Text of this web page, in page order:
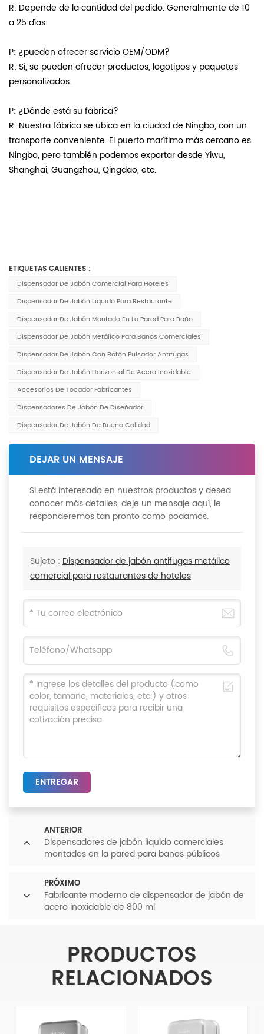
R: Depende de la cantidad del pedido. Generalmente de 10
a 25 días.
P: ¿pueden ofrecer servicio OEM/ODM?
R: Sí, se pueden ofrecer productos, logotipos y paquetes
personalizados.
P: ¿Dónde está su fábrica?
R: Nuestra fábrica se ubica en la ciudad de Ningbo, con un
transporte conveniente. El puerto marítimo más cercano es
Ningbo, pero también podemos exportar desde Yiwu,
Shanghai, Guangzhou, Qingdao, etc.
ETIQUETAS CALIENTES :
Dispensador De Jabón Comercial Para Hoteles
Dispensador De Jabón Líquido Para Restaurante
Dispensador De Jabón Montado En La Pared Para Baño
Dispensador De Jabón Metálico Para Baños Comerciales
Dispensador De Jabón Con Botón Pulsador Antifugas
Dispensador De Jabón Horizontal De Acero Inoxidable
Accesorios De Tocador Fabricantes
Dispensadores De Jabón De Diseñador
Dispensador De Jabón De Buena Calidad
DEJAR UN MENSAJE
Si está interesado en nuestros productos y desea
conocer más detalles, deje un mensaje aquí, le
responderemos tan pronto como podamos.
Sujeto : Dispensador de jabón antifugas metálico
comercial para restaurantes de hoteles
ENTREGAR
ANTERIOR
Dispensadores de jabón líquido comerciales
montados en la pared para baños públicos
PRÓXIMO
Fabricante moderno de dispensador de jabón de
acero inoxidable de 800 ml
PRODUCTOS
RELACIONADOS